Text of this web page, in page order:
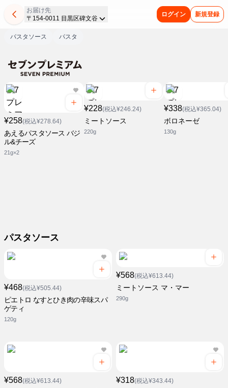
お届け先
〒154-0011 目黒区碑文谷
ログイン 新規登録
パスタソース パスタ
¥258(税込¥278.64)
あえるパスタソース バジ
ル&チーズ
21g×2
¥228(税込¥246.24)
ミートソース
220g
¥338(税込¥365.04)
ボロネーゼ
130g
パスタソース
¥468(税込¥505.44)
ピエトロ なすとひき肉の辛味スパ
ゲティ
120g
¥568(税込¥613.44)
ミートソース マ・マー
290g
¥568(税込¥613.44) ¥318(税込¥343.44)